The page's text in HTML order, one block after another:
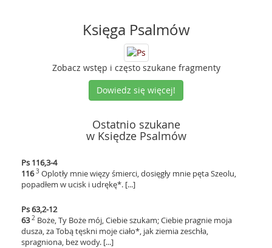
Księga Psalmów
Zobacz wstęp i często szukane fragmenty
Dowiedz się więcej!
Ostatnio szukane
w Księdze Psalmów
Ps 116,3-4
116 3 Oplotły mnie więzy śmierci, dosięgły mnie pęta Szeolu,
popadłem w ucisk i udrękę*. [...]
Ps 63,2-12
63 2 Boże, Ty Boże mój, Ciebie szukam; Ciebie pragnie moja
dusza, za Tobą tęskni moje ciało*, jak ziemia zeschła,
spragniona, bez wody. [...]